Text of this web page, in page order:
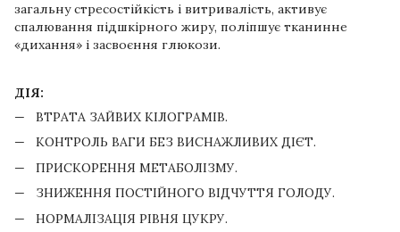
загальну стресостійкість і витривалість, активує
спалювання підшкірного жиру, поліпшує тканинне
«дихання» і засвоєння глюкози.
ДІЯ:
ВТРАТА ЗАЙВИХ КІЛОГРАМІВ.
КОНТРОЛЬ ВАГИ БЕЗ ВИСНАЖЛИВИХ ДІЄТ.
ПРИСКОРЕННЯ МЕТАБОЛІЗМУ.
ЗНИЖЕННЯ ПОСТІЙНОГО ВІДЧУТТЯ ГОЛОДУ.
НОРМАЛІЗАЦІЯ РІВНЯ ЦУКРУ.